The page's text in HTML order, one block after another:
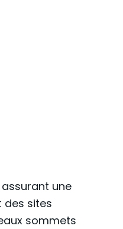
une
des sites
sommets